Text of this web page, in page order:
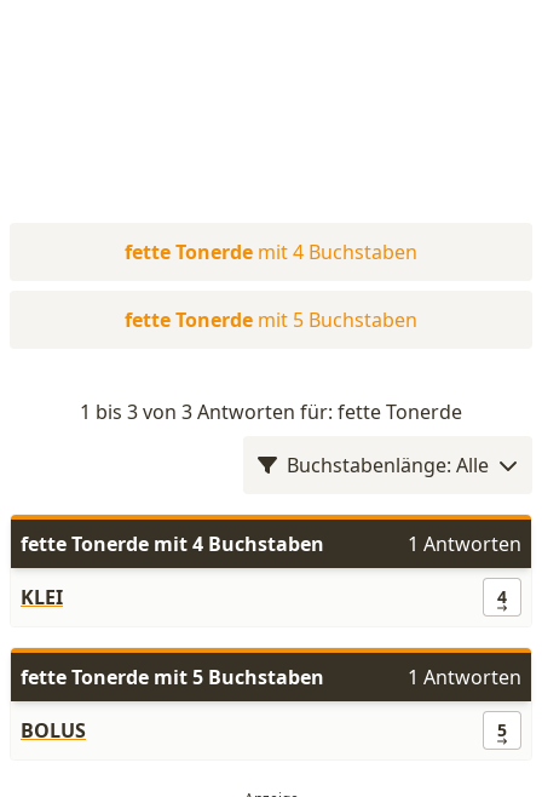
fette Tonerde mit 4 Buchstaben
fette Tonerde mit 5 Buchstaben
1 bis 3 von 3 Antworten für: fette Tonerde
Buchstabenlänge: Alle
fette Tonerde mit 4 Buchstaben
1 Antworten
KLEI
4
fette Tonerde mit 5 Buchstaben
1 Antworten
BOLUS
5